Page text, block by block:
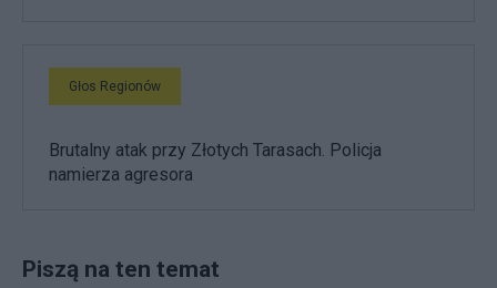
Głos Regionów
Brutalny atak przy Złotych Tarasach. Policja
namierza agresora
Piszą na ten temat